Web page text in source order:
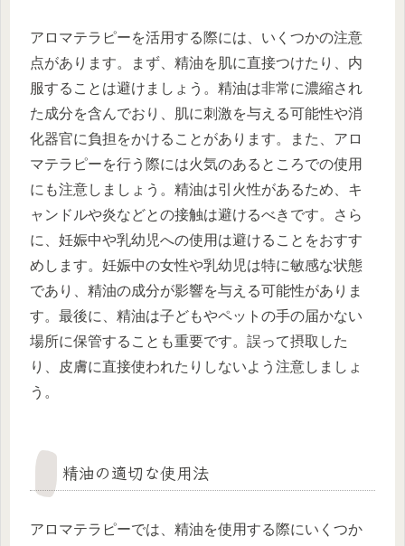
アロマテラピーを活用する際には、いくつかの注意
点があります。まず、精油を肌に直接つけたり、内
服することは避けましょう。精油は非常に濃縮され
た成分を含んでおり、肌に刺激を与える可能性や消
化器官に負担をかけることがあります。また、アロ
マテラピーを行う際には火気のあるところでの使用
にも注意しましょう。精油は引火性があるため、キ
ャンドルや炎などとの接触は避けるべきです。さら
に、妊娠中や乳幼児への使用は避けることをおすす
めします。妊娠中の女性や乳幼児は特に敏感な状態
であり、精油の成分が影響を与える可能性がありま
す。最後に、精油は子どもやペットの手の届かない
場所に保管することも重要です。誤って摂取した
り、皮膚に直接使われたりしないよう注意しましょ
う。
精油の適切な使用法
アロマテラピーでは、精油を使用する際にいくつか